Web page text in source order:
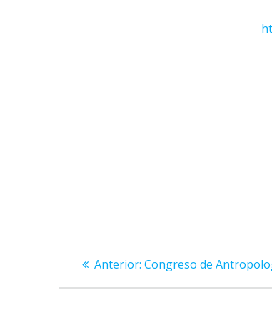
Navegación
de
Anterior: Entrada
Congreso de